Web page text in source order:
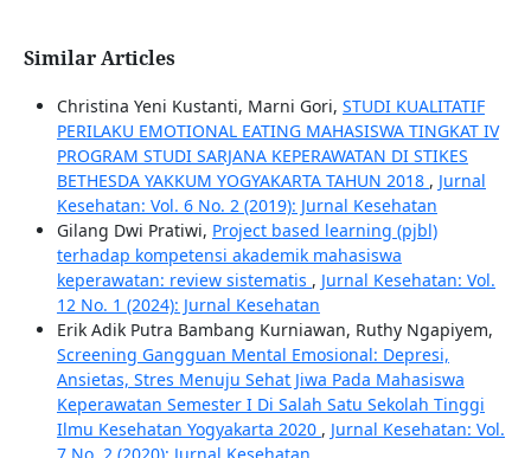
Similar Articles
Christina Yeni Kustanti, Marni Gori, STUDI KUALITATIF
PERILAKU EMOTIONAL EATING MAHASISWA TINGKAT IV
PROGRAM STUDI SARJANA KEPERAWATAN DI STIKES
BETHESDA YAKKUM YOGYAKARTA TAHUN 2018 , Jurnal
Kesehatan: Vol. 6 No. 2 (2019): Jurnal Kesehatan
Gilang Dwi Pratiwi, Project based learning (pjbl)
terhadap kompetensi akademik mahasiswa
keperawatan: review sistematis , Jurnal Kesehatan: Vol.
12 No. 1 (2024): Jurnal Kesehatan
Erik Adik Putra Bambang Kurniawan, Ruthy Ngapiyem,
Screening Gangguan Mental Emosional: Depresi,
Ansietas, Stres Menuju Sehat Jiwa Pada Mahasiswa
Keperawatan Semester I Di Salah Satu Sekolah Tinggi
Ilmu Kesehatan Yogyakarta 2020 , Jurnal Kesehatan: Vol.